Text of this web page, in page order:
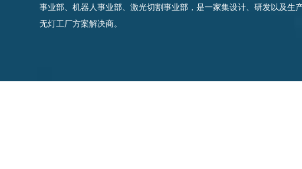
事业部、机器人事业部、激光切割事业部，是一家集设计、研发以及生
无灯工厂方案解决商。